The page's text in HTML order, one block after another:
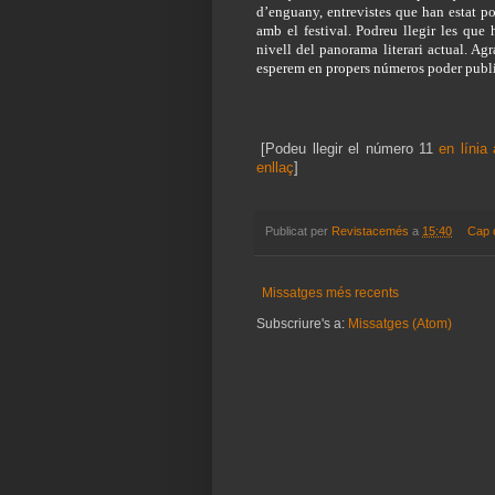
d’enguany, entrevistes que han estat
amb el festival. Podreu llegir les que
nivell del panorama literari actual.
esperem en propers números poder
[Podeu llegir el número 11en línia
enllaç]
Publicat per Revistacemés a 15:40 Cap
Missatges més recents
Subscriure's a: Missatges (Atom)